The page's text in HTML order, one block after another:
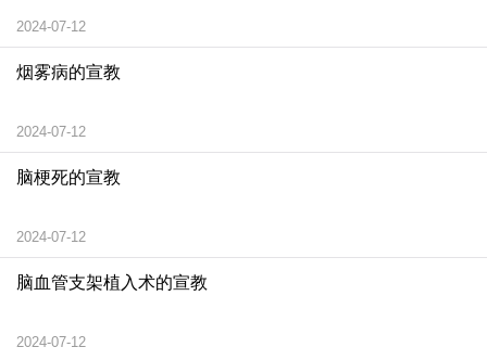
2024-07-12
烟雾病的宣教
2024-07-12
脑梗死的宣教
2024-07-12
脑血管支架植入术的宣教
2024-07-12